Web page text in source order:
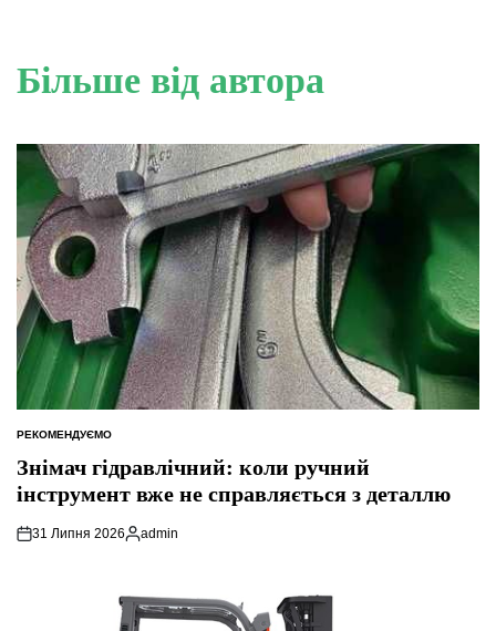
Більше від автора
ОПУБЛІКУВАТИ
РЕКОМЕНДУЄМО
Знімач гідравлічний: коли ручний
інструмент вже не справляється з деталлю
31 Липня 2026
Опубліковано
admin